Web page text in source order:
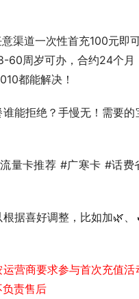
渠道一次性首充100元即
60周岁可办，合约24个月
都能解决！
能拒绝？手慢无！需要的
量卡推荐 #广寒卡 #话费
根据喜好调整，比如加🌿
营商要求参与首次充值活
责售后